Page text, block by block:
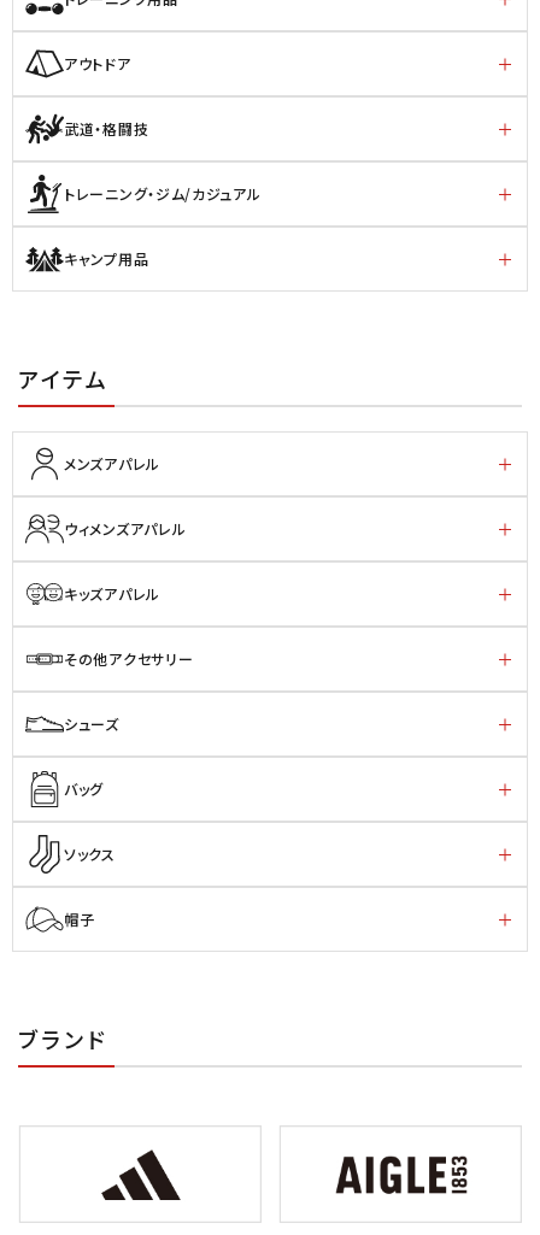
アウトドア
武道・格闘技
トレーニング・ジム/カジュアル
キャンプ用品
アイテム
メンズアパレル
ウィメンズアパレル
キッズアパレル
その他アクセサリー
シューズ
バッグ
ソックス
帽子
ブランド